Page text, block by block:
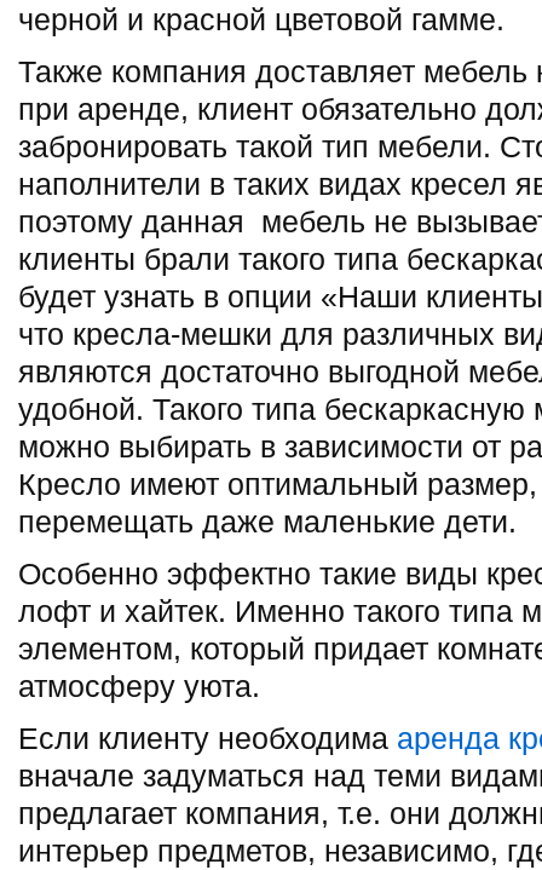
черной и красной цветовой гамме.
Также компания доставляет мебель
при аренде, клиент обязательно
забронировать такой тип мебели.
наполнители в таких видах кресел
поэтому данная мебель не
клиенты брали такого типа
будет узнать в опции «Наши
что кресла-мешки для различных
являются достаточно выгодной
удобной. Такого типа
можно выбирать в зависимости от
Кресло имеют оптимальный размер,
перемещать даже маленькие дети.
Особенно эффектно такие виды
лофт и хайтек. Именно такого типа
элементом, который придает
атмосферу уюта.
Если клиенту необходима аренда
вначале задуматься над теми
предлагает компания, т.е. они
интерьер предметов, независимо,